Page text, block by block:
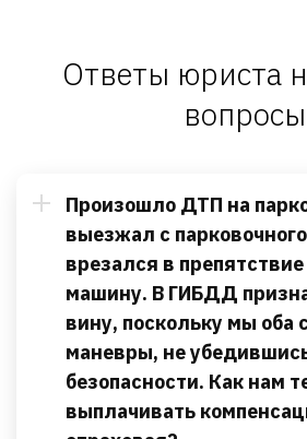
Ответы юриста
вопросы
Произошло ДТП на
выезжал с
врезался в
машину. В ГИБДД
вину, поскольку мы оба
маневры, не
безопасности. Как нам
выплачивать